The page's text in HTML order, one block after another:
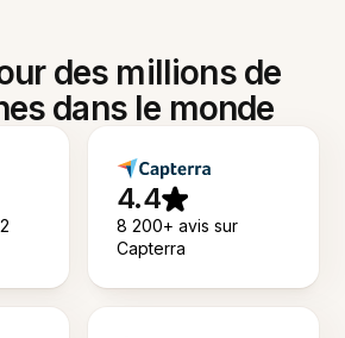
des millions de
dans le monde
4.4
8 200+ avis sur
Capterra